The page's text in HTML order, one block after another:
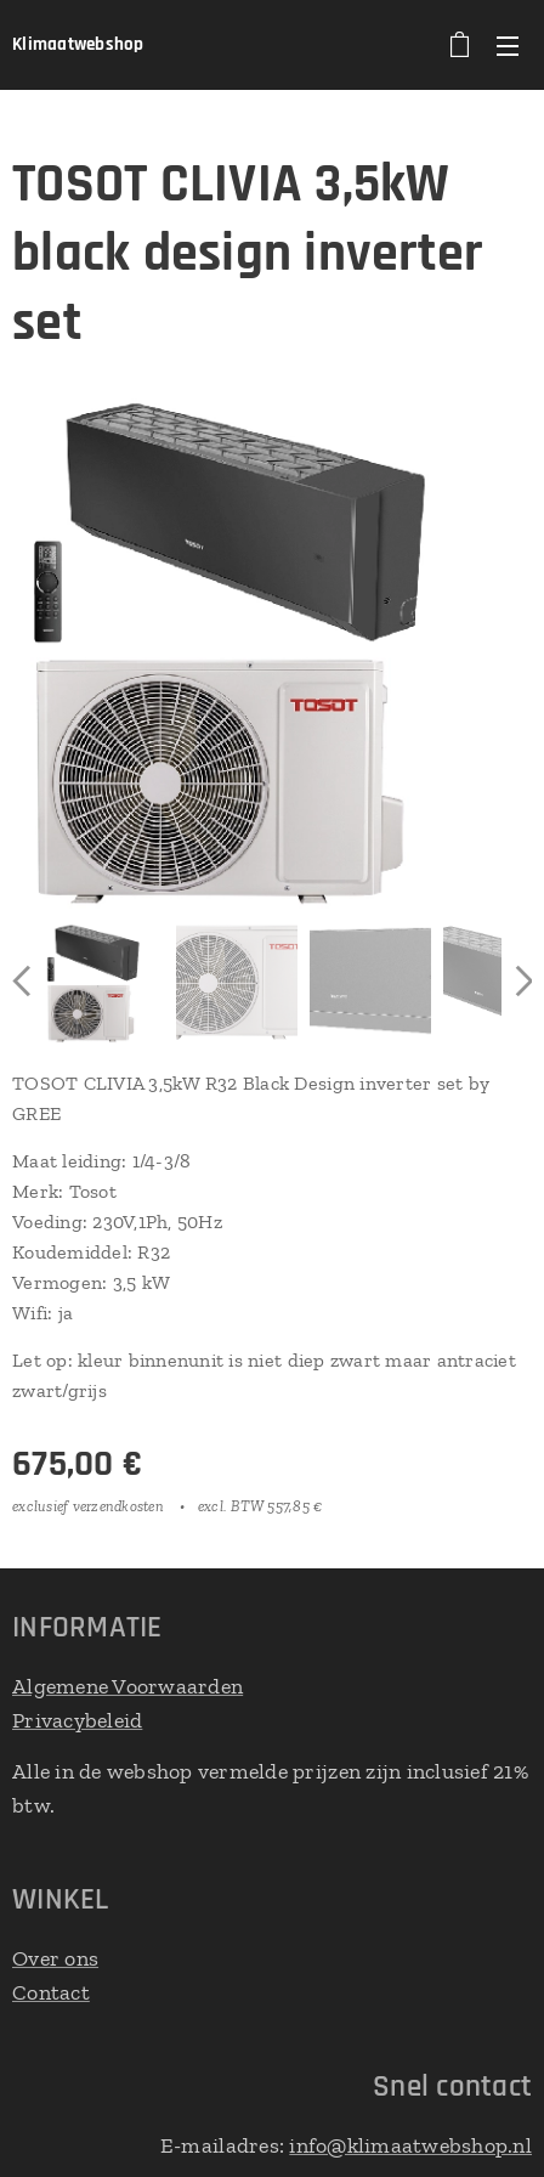
Klimaatwebshop
TOSOT CLIVIA 3,5kW
black design inverter
set
TOSOT CLIVIA 3,5kW R32 Black Design inverter set by
GREE
Maat leiding: 1/4-3/8
Merk: Tosot
Voeding: 230V,1Ph, 50Hz
Koudemiddel: R32
Vermogen: 3,5 kW
Wifi: ja
Let op: kleur binnenunit is niet diep zwart maar antraciet
zwart/grijs
675,00 €
exclusief verzendkosten excl. BTW 557,85 €
INFORMATIE
Algemene Voorwaarden
Privacybeleid
Alle in de webshop vermelde prijzen zijn inclusief 21%
btw.
WINKEL
Over ons
Contact
Snel contact
E-mailadres:info@klimaatwebshop.nl